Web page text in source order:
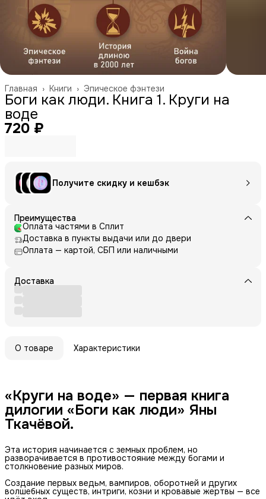
Эпическое фэнтези
Книги ›
Главная ›
Боги как люди. Книга 1. Круги на
воде
720 ₽
Получите скидку и кешбэк
Преимущества
Оплата частями в Сплит
Доставка в пункты выдачи или до двери
Оплата — картой, СБП или наличными
Доставка
О товаре Характеристики
«Круги на воде» — первая книга
дилогии «Боги как люди» Яны
Ткачёвой.
Эта история начинается с земных проблем, но
разворачивается в противостояние между богами и
столкновение разных миров.
Создание первых ведьм, вампиров, оборотней и других
волшебных существ, интриги, козни и кровавые жертвы — все